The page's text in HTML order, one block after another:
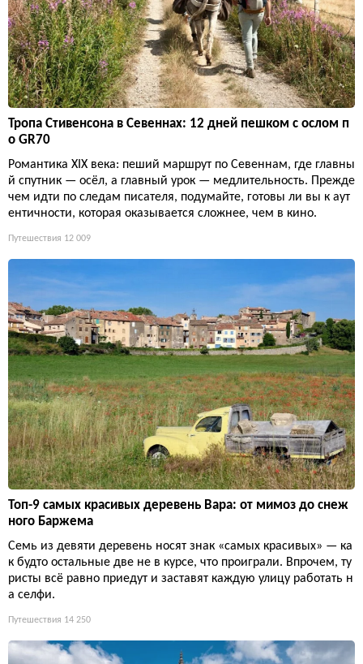
Тропа Стивенсона в Севеннах: 12 дней пешком с ослом п
о GR70
Романтика XIX века: пеший маршрут по Севеннам, где главны
й спутник — осёл, а главный урок — медлительность. Прежде
чем идти по следам писателя, подумайте, готовы ли вы к аут
ентичности, которая оказывается сложнее, чем в кино.
Путешествия 12 009
Топ-9 самых красивых деревень Вара: от мимоз до снеж
ного Баржема
Семь из девяти деревень носят знак «самых красивых» — ка
к будто остальные две не в курсе, что проиграли. Впрочем, ту
ристы всё равно приедут и заставят каждую улицу работать н
а селфи.
Путешествия 14 250